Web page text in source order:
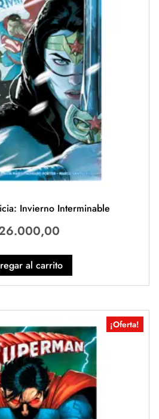
Invierno Interminable
al carrito
¡Oferta!